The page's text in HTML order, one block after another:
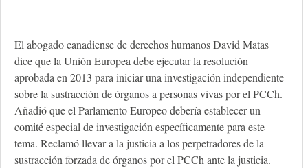
El abogado canadiense de derechos humanos David Matas
dice que la Unión Europea debe ejecutar la resolución
aprobada en 2013 para iniciar una investigación independiente
sobre la sustracción de órganos a personas vivas por el PCCh.
Añadió que el Parlamento Europeo debería establecer un
comité especial de investigación específicamente para este
tema. Reclamó llevar a la justicia a los perpetradores de la
sustracción forzada de órganos por el PCCh ante la justicia.